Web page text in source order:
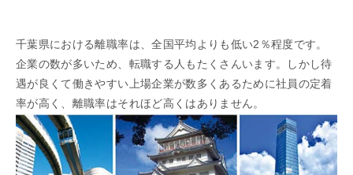
千葉県における離職率は、全国平均よりも低い2％程度です。
企業の数が多いため、転職する人もたくさんいます。しかし待
遇が良くて働きやすい上場企業が数多くあるために社員の定着
率が高く、離職率はそれほど高くはありません。